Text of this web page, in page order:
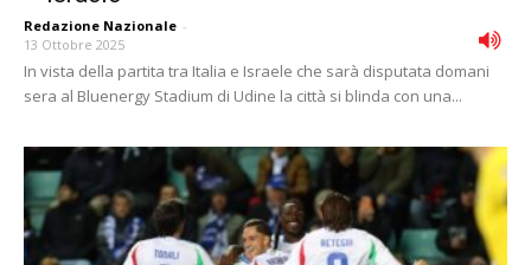
Redazione Nazionale -
13 Ottobre 2025
In vista della partita tra Italia e Israele che sarà disputata domani
sera al Bluenergy Stadium di Udine la città si blinda con una...